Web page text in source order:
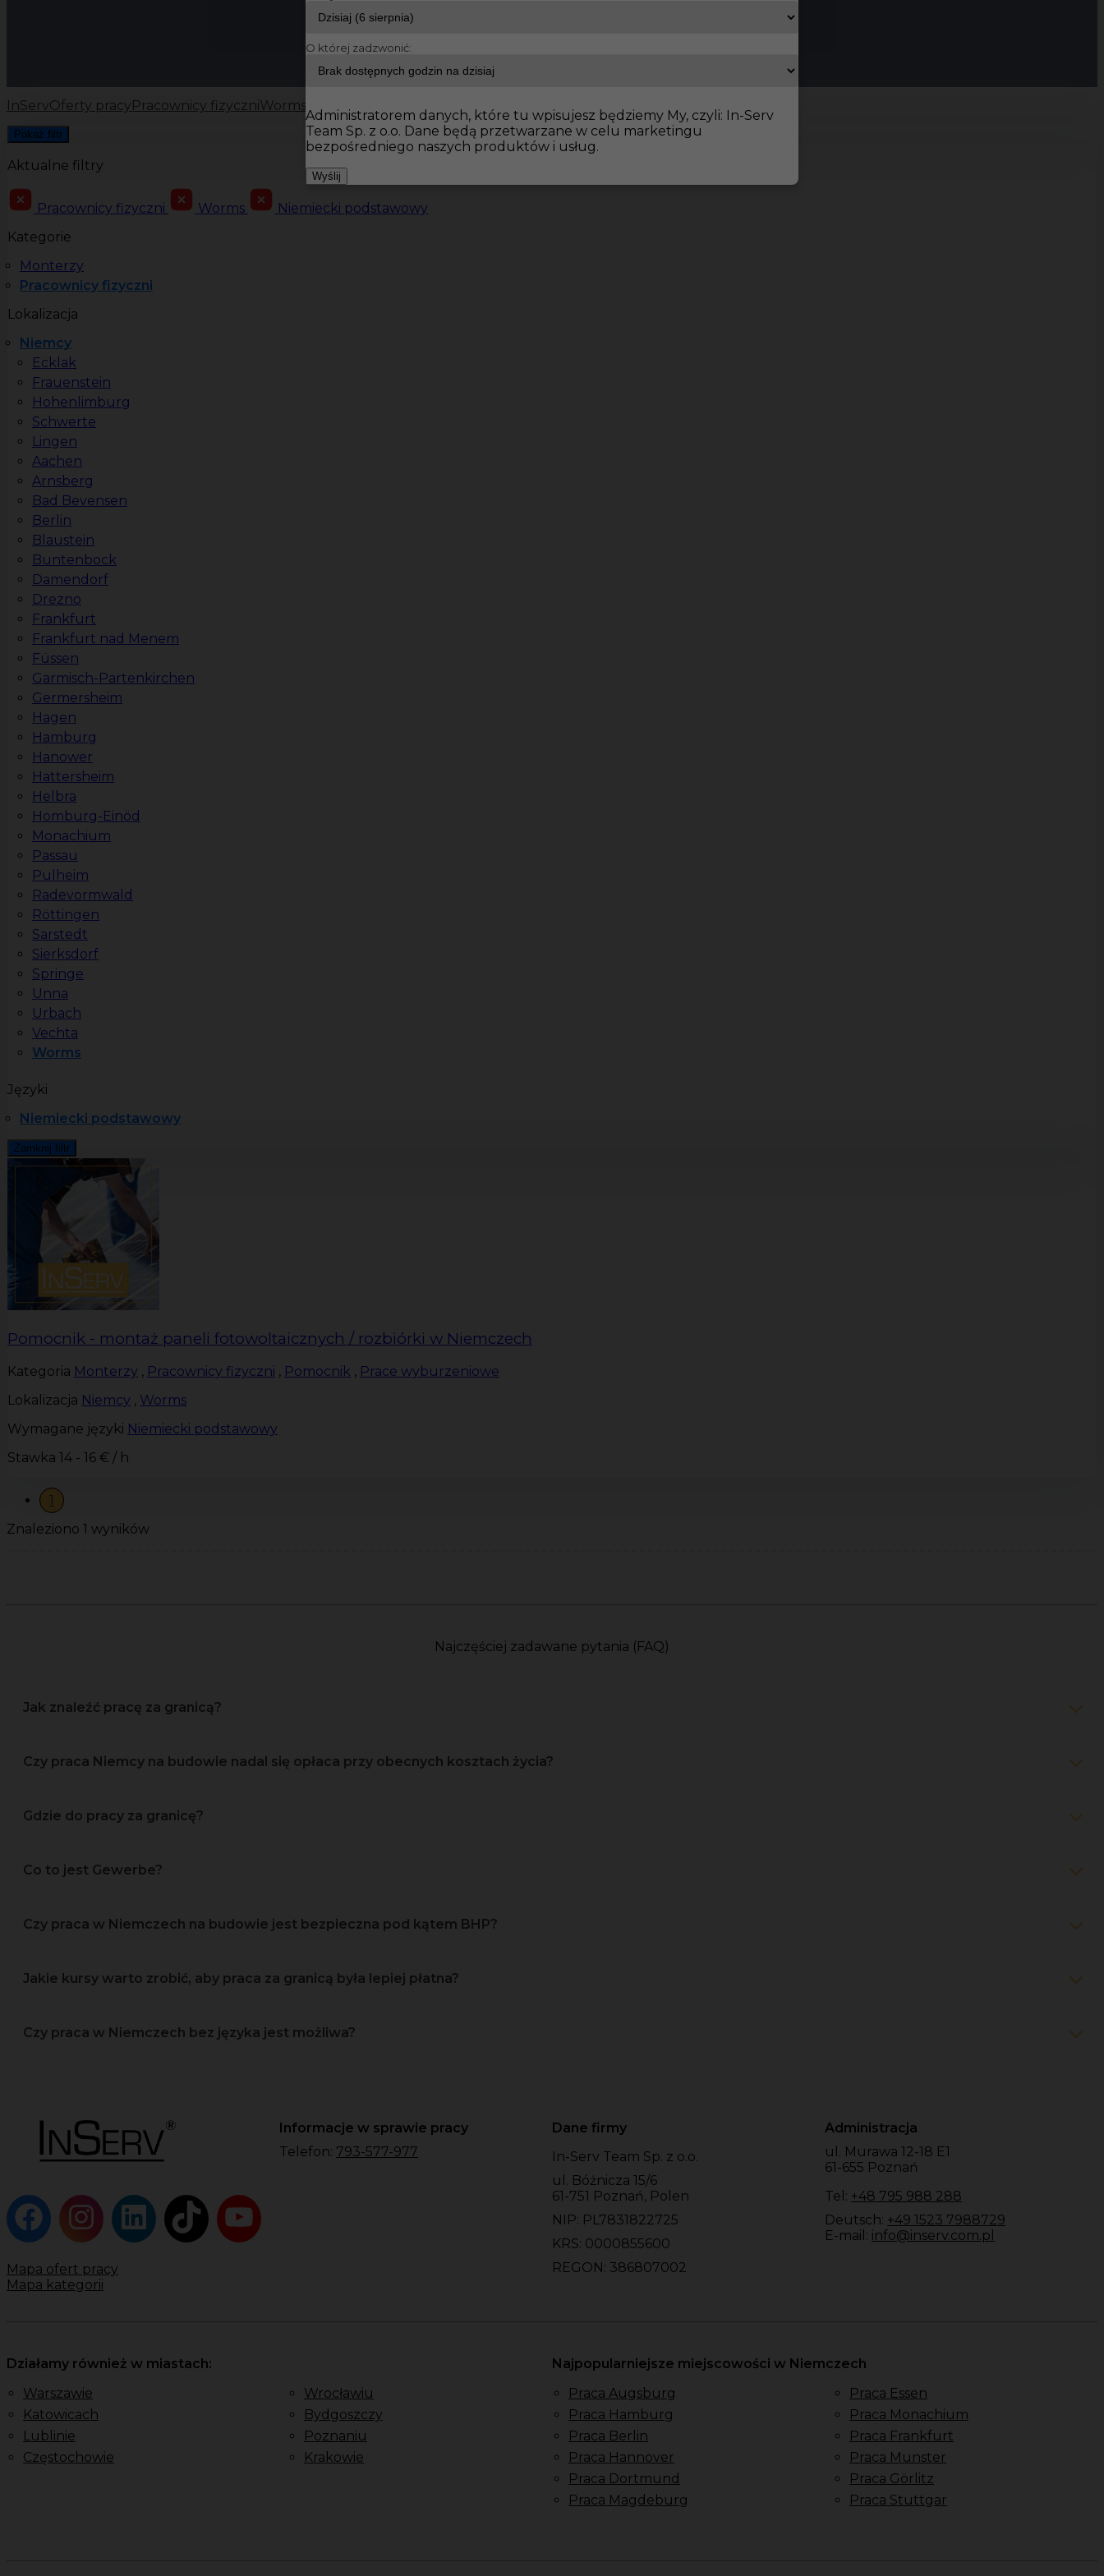
InServOferty pracy Pracownicy fizyczniWorms
Pokaż filtr
Aktualne filtry
Pracownicy fizyczni Worms
Niemiecki podstawowy
Kategorie
Monterzy
Pracownicy fizyczni
Lokalizacja
Niemcy
Ecklak
Frauenstein
Hohenlimburg
Schwerte
Lingen
Aachen
Arnsberg
Bad Bevensen
Berlin
Blaustein
Buntenbock
Damendorf
Drezno
Frankfurt
Frankfurt nad Menem
Füssen
Garmisch-Partenkirchen
Germersheim
Hagen
Hamburg
Hanower
Hattersheim
Helbra
Homburg-Einöd
Monachium
Passau
Pulheim
Radevormwald
Röttingen
Sarstedt
Sierksdorf
Springe
Unna
Urbach
Vechta
Worms
Języki
Niemiecki podstawowy
Zamknij filtr
Pomocnik - montaż paneli fotowoltaicznych / rozbiórki w Niemczech
Kategoria Monterzy , Pracownicy fizyczni , Pomocnik , Prace wyburzeniowe
Lokalizacja Niemcy , Worms
Wymagane języki Niemiecki podstawowy
Stawka 14 - 16 € / h
1
Znaleziono 1 wyników
Najczęściej zadawane pytania (FAQ)
Jak znaleźć pracę za granicą?
Czy praca Niemcy na budowie nadal się opłaca przy obecnych kosztach życia?
Gdzie do pracy za granicę?
Co to jest Gewerbe?
Czy praca w Niemczech na budowie jest bezpieczna pod kątem BHP?
Jakie kursy warto zrobić, aby praca za granicą była lepiej płatna?
Czy praca w Niemczech bez języka jest możliwa?
Mapa ofert pracy
Mapa kategorii
Informacje w sprawie pracy
Telefon: 793-577-977
Dane firmy
In-Serv Team Sp. z o.o.
ul. Bóżnicza 15/6
61-751 Poznań, Polen
NIP: PL7831822725
KRS: 0000855600
REGON: 386807002
Administracja
ul. Murawa 12-18 E1
61-655 Poznań
Tel: +48 795 988 288
Deutsch: +49 1523 7988729
E-mail: info@inserv.com.pl
Działamy również w miastach:
Warszawie
Katowicach
Lublinie
Częstochowie
Wrocławiu
Bydgoszczy
Poznaniu
Krakowie
Najpopularniejsze miejscowości w Niemczech
Praca Augsburg
Praca Hamburg
Praca Berlin
Praca Hannover
Praca Dortmund
Praca Magdeburg
Praca Essen
Praca Monachium
Praca Frankfurt
Praca Munster
Praca Görlitz
Praca Stuttgar
O której zadzwonić:
Administratorem danych, które tu wpisujesz będziemy My, czyli: In-Serv
Team Sp. z o.o. Dane będą przetwarzane w celu marketingu
bezpośredniego naszych produktów i usług.
Wyślij